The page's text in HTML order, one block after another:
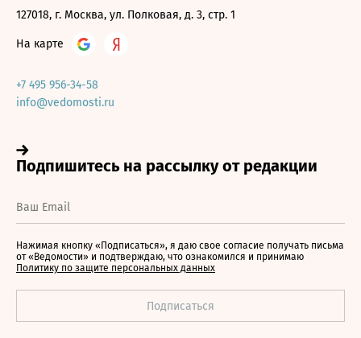
127018, г. Москва, ул. Полковая, д. 3, стр. 1
На карте
+7 495 956-34-58
info@vedomosti.ru
Нажимая кнопку «Подписаться», я даю свое согласие получать письма
от «Ведомости» и подтверждаю, что ознакомился и принимаю
Политику по защите персональных данных